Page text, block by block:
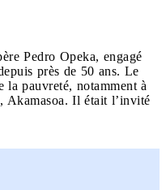
Pedro Opeka, engagé
près de 50 ans. Le
la pauvreté, notamment à
Akamasoa. Il était l’invité